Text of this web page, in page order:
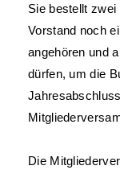
Sie bestellt zwei
Vorstand noch
angehören und
dürfen, um die
Die